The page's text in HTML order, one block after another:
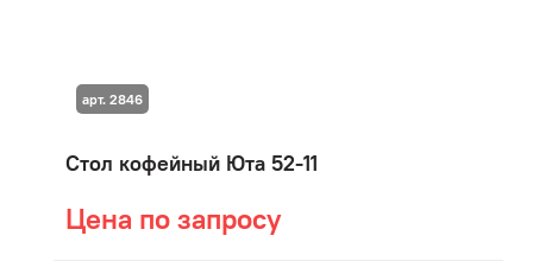
Стол кофейный Юта 52-11
Цена по запросу
арт. 2846